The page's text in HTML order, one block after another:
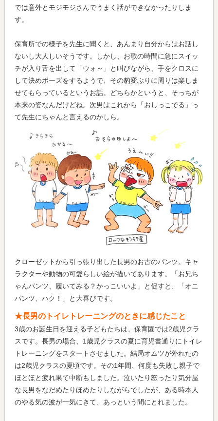
では意外とモジモジさんでうまく話ができなかったりしま
す。
保育所での様子を先生に聞くと、あんまり自分からはお話し
ないし大人しいそうです。しかし、お歌の時間に急にスイッ
チが入り舌を出して「ウォ～」と叫びながら、手をクロスに
して決めポーズをするようで、その豹変ぶりに周りは楽しま
せてもらっているというお話。どちらかというと、そっちが
本来の姿なんだけどね。次男はこれから「おしっこでる」っ
て先生にちゃんと言えるのかしら。
クローゼットから引っ張り出した長男のお古のパンツ。キャ
ラクターや動物の可愛らしい絵が描いてあります。「お兄ち
ゃんパンツ、履いてみる？かっこいいよ」と促すと、「オニ
パンツ、ハク！」と大喜びです。
★長男のトイレトレーニングのときに感じたこと
3歳のお誕生日を迎える子どもたちは、保育園では2歳児クラ
スです。長男の場合、1歳児クラスの夏に育児書通りにトイレ
トレーニングをスタートさせました。結局オムツが外れたの
は2歳児クラスの夏頃です。その1年間、何度も失敗し親子で
ほとほと疲れ果て中断もしました。泣いたり怒ったり気分屋
な長男をなだめたりほめたりしながらでしたが、ある時本人
のやる気の波が一気にきて、あっという間にとれました。